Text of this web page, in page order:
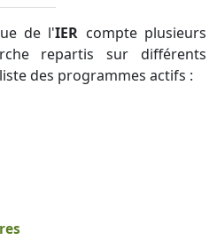
de l'IER compte plusieurs
repartis sur différents
des programmes actifs :